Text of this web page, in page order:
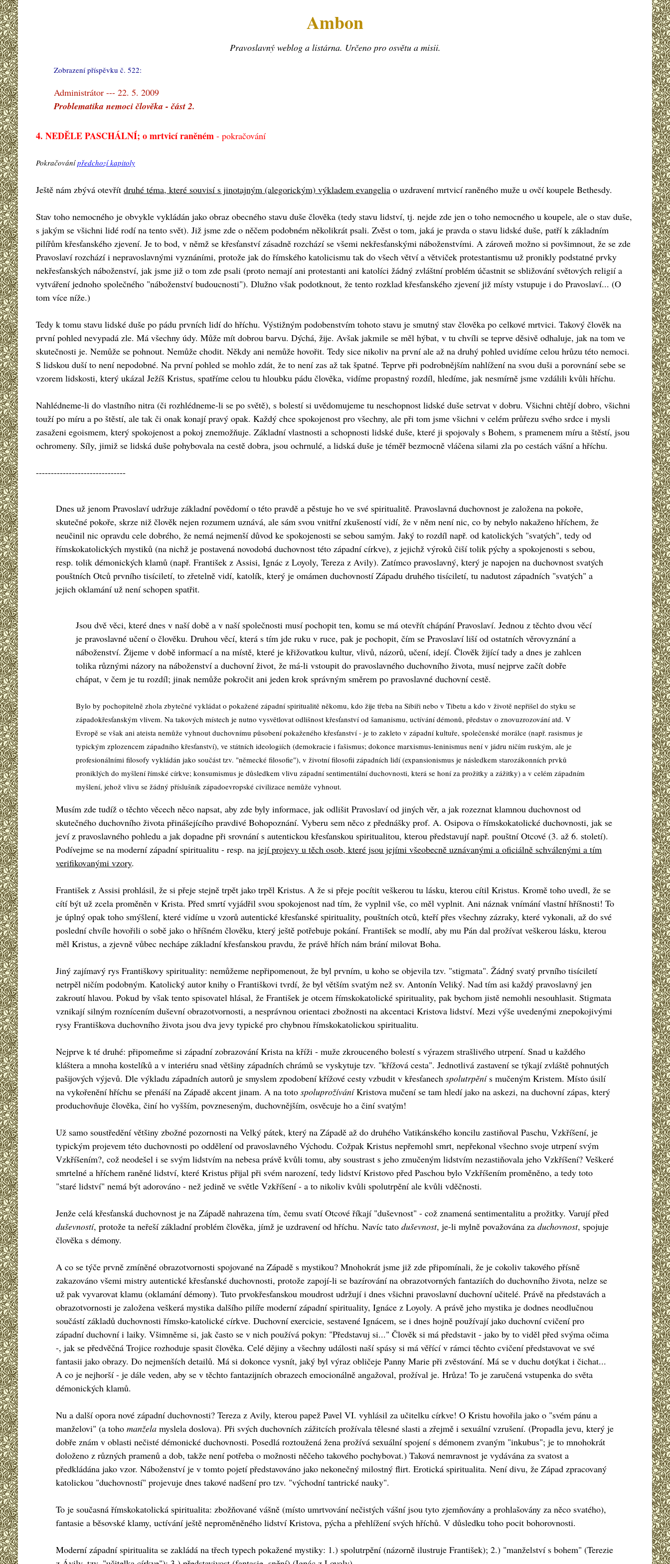
Ambon
Pravoslavný weblog a listárna. Určeno pro osvětu a misii.
Zobrazení příspěvku č. 522:
Administrátor --- 22. 5. 2009
Problematika nemoci člověka - část 2.
4. NEDĚLE PASCHÁLNÍ; o mrtvicí raněném - pokračování
Pokračovánípředchozí kapitoly
Ještě nám zbývá otevřít druhé téma, které souvisí s jinotajným (alegorickým) výkladem evangelia o uzdravení mrtvicí raněného muže u ovčí koupele Bethesdy.
Stav toho nemocného je obvykle vykládán jako obraz obecného stavu duše člověka (tedy stavu lidství, tj. nejde zde jen o toho nemocného u koupele, ale o stav duše,
s jakým se všichni lidé rodí na tento svět). Již jsme zde o něčem podobném několikrát psali. Zvěst o tom, jaká je pravda o stavu lidské duše, patří k základním
pilířům křesťanského zjevení. Je to bod, v němž se křesťanství zásadně rozchází se všemi nekřesťanskými náboženstvími. A zároveň možno si povšimnout, že se zde
Pravoslaví rozchází i nepravoslavnými vyznáními, protože jak do římského katolicismu tak do všech větví a větviček protestantismu už pronikly podstatné prvky
nekřesťanských náboženství, jak jsme již o tom zde psali (proto nemají ani protestanti ani katolíci žádný zvláštní problém účastnit se sbližování světových religií a
vytváření jednoho společného "náboženství budoucnosti"). Dlužno však podotknout, že tento rozklad křesťanského zjevení již místy vstupuje i do Pravoslaví... (O
tom více níže.)
Tedy k tomu stavu lidské duše po pádu prvních lidí do hříchu. Výstižným podobenstvím tohoto stavu je smutný stav člověka po celkové mrtvici. Takový člověk na
první pohled nevypadá zle. Má všechny údy. Může mít dobrou barvu. Dýchá, žije. Avšak jakmile se měl hýbat, v tu chvíli se teprve děsivě odhaluje, jak na tom ve
skutečnosti je. Nemůže se pohnout. Nemůže chodit. Někdy ani nemůže hovořit. Tedy sice nikoliv na první ale až na druhý pohled uvidíme celou hrůzu této nemoci.
S lidskou duší to není nepodobné. Na první pohled se mohlo zdát, že to není zas až tak špatné. Teprve při podrobnějším nahlížení na svou duši a porovnání sebe se
vzorem lidskosti, který ukázal Ježíš Kristus, spatříme celou tu hloubku pádu člověka, vidíme propastný rozdíl, hledíme, jak nesmírně jsme vzdálili kvůli hříchu.
Nahlédneme-li do vlastního nitra (či rozhlédneme-li se po světě), s bolestí si uvědomujeme tu neschopnost lidské duše setrvat v dobru. Všichni chtějí dobro, všichni
touží po míru a po štěstí, ale tak či onak konají pravý opak. Každý chce spokojenost pro všechny, ale při tom jsme všichni v celém průřezu svého srdce i mysli
zasaženi egoismem, který spokojenost a pokoj znemožňuje. Základní vlastnosti a schopnosti lidské duše, které ji spojovaly s Bohem, s pramenem míru a štěstí, jsou
ochromeny. Síly, jimiž se lidská duše pohybovala na cestě dobra, jsou ochrnulé, a lidská duše je téměř bezmocně vláčena silami zla po cestách vášní a hříchu.
------------------------------
Dnes už jenom Pravoslaví udržuje základní povědomí o této pravdě a pěstuje ho ve své spiritualitě. Pravoslavná duchovnost je založena na pokoře,
skutečné pokoře, skrze niž člověk nejen rozumem uznává, ale sám svou vnitřní zkušeností vidí, že v něm není nic, co by nebylo nakaženo hříchem, že
neučinil nic opravdu cele dobrého, že nemá nejmenší důvod ke spokojenosti se sebou samým. Jaký to rozdíl např. od katolických "svatých", tedy od
římskokatolických mystiků (na nichž je postavená novodobá duchovnost této západní církve), z jejichž výroků čiší tolik pýchy a spokojenosti s sebou,
resp. tolik démonických klamů (např. František z Assisi, Ignác z Loyoly, Tereza z Avily). Zatímco pravoslavný, který je napojen na duchovnost svatých
pouštních Otců prvního tisíciletí, to zřetelně vidí, katolík, který je omámen duchovností Západu druhého tisíciletí, tu nadutost západních "svatých" a
jejich oklamání už není schopen spatřit.
Jsou dvě věci, které dnes v naší době a v naší společnosti musí pochopit ten, komu se má otevřít chápání Pravoslaví. Jednou z těchto dvou věcí
je pravoslavné učení o člověku. Druhou věcí, která s tím jde ruku v ruce, pak je pochopit, čím se Pravoslaví liší od ostatních věrovyznání a
náboženství. Žijeme v době informací a na místě, které je křižovatkou kultur, vlivů, názorů, učení, idejí. Člověk žijící tady a dnes je zahlcen
tolika různými názory na náboženství a duchovní život, že má-li vstoupit do pravoslavného duchovního života, musí nejprve začít dobře
chápat, v čem je tu rozdíl; jinak nemůže pokročit ani jeden krok správným směrem po pravoslavné duchovní cestě.
Bylo by pochopitelně zhola zbytečné vykládat o pokažené západní spiritualitě někomu, kdo žije třeba na Sibiři nebo v Tibetu a kdo v životě nepřišel do styku se
západokřesťanským vlivem. Na takových místech je nutno vysvětlovat odlišnost křesťanství od šamanismu, uctívání démonů, představ o znovuzrozování atd. V
Evropě se však ani ateista nemůže vyhnout duchovnímu působení pokaženého křesťanství - je to zakleto v západní kultuře, společenské morálce (např. rasismus je
typickým zplozencem západního křesťanství), ve státních ideologiích (demokracie i fašismus; dokonce marxismus-leninismus není v jádru ničím ruským, ale je
profesionálními filosofy vykládán jako součást tzv. "německé filosofie"), v životní filosofii západních lidí (expansionismus je následkem starozákonních prvků
proniklých do myšlení římské církve; konsumismus je důsledkem vlivu západní sentimentální duchovnosti, která se honí za prožitky a zážitky) a v celém západním
myšlení, jehož vlivu se žádný příslušník západoevropské civilizace nemůže vyhnout.
Musím zde tudíž o těchto věcech něco napsat, aby zde byly informace, jak odlišit Pravoslaví od jiných věr, a jak rozeznat klamnou duchovnost od
skutečného duchovního života přinášejícího pravdivé Bohopoznání. Vyberu sem něco z přednášky prof. A. Osipova o římskokatolické duchovnosti, jak se
jeví z pravoslavného pohledu a jak dopadne při srovnání s autentickou křesťanskou spiritualitou, kterou představují např. pouštní Otcové (3. až 6. století).
Podívejme se na moderní západní spiritualitu - resp. na její projevy u těch osob, které jsou jejími všeobecně uznávanými a oficiálně schválenými a tím
verifikovanými vzory.
František z Assisi prohlásil, že si přeje stejně trpět jako trpěl Kristus. A že si přeje pocítit veškerou tu lásku, kterou cítil Kristus. Kromě toho uvedl, že se
cítí být už zcela proměněn v Krista. Před smrtí vyjádřil svou spokojenost nad tím, že vyplnil vše, co měl vyplnit. Ani náznak vnímání vlastní hříšnosti! To
je úplný opak toho smýšlení, které vidíme u vzorů autentické křesťanské spirituality, pouštních otců, kteří přes všechny zázraky, které vykonali, až do své
poslední chvíle hovořili o sobě jako o hříšném člověku, který ještě potřebuje pokání. František se modlí, aby mu Pán dal prožívat veškerou lásku, kterou
měl Kristus, a zjevně vůbec nechápe základní křesťanskou pravdu, že právě hřích nám brání milovat Boha.
Jiný zajímavý rys Františkovy spirituality: nemůžeme nepřipomenout, že byl prvním, u koho se objevila tzv. "stigmata". Žádný svatý prvního tisíciletí
netrpěl ničím podobným. Katolický autor knihy o Františkovi tvrdí, že byl větším svatým než sv. Antonín Veliký. Nad tím asi každý pravoslavný jen
zakroutí hlavou. Pokud by však tento spisovatel hlásal, že František je otcem římskokatolické spirituality, pak bychom jistě nemohli nesouhlasit. Stigmata
vznikají silným roznícením duševní obrazotvornosti, a nesprávnou orientaci zbožnosti na akcentaci Kristova lidství. Mezi výše uvedenými znepokojivými
rysy Františkova duchovního života jsou dva jevy typické pro chybnou římskokatolickou spiritualitu.
Nejprve k té druhé: připomeňme si západní zobrazování Krista na kříži - muže zkrouceného bolestí s výrazem strašlivého utrpení. Snad u každého
kláštera a mnoha kostelíků a v interiéru snad většiny západních chrámů se vyskytuje tzv. "křížová cesta". Jednotlivá zastavení se týkají zvláště pohnutých
pašijových výjevů. Dle výkladu západních autorů je smyslem zpodobení křížové cesty vzbudit v křesťanech spolutrpěnís mučeným Kristem. Místo úsilí
na vykořenění hříchu se přenáší na Západě akcent jinam. A na toto spoluprožíváníKristova mučení se tam hledí jako na askezi, na duchovní zápas, který
produchovňuje člověka, činí ho vyšším, povzneseným, duchovnějším, osvěcuje ho a činí svatým!
Už samo soustředění většiny zbožné pozornosti na Velký pátek, který na Západě až do druhého Vatikánského koncilu zastiňoval Paschu, Vzkříšení, je
typickým projevem této duchovnosti po oddělení od pravoslavného Východu. Cožpak Kristus nepřemohl smrt, nepřekonal všechno svoje utrpení svým
Vzkříšením?, což neodešel i se svým lidstvím na nebesa právě kvůli tomu, aby soustrast s jeho zmučeným lidstvím nezastiňovala jeho Vzkříšení? Veškeré
smrtelné a hříchem raněné lidství, které Kristus přijal při svém narození, tedy lidství Kristovo před Paschou bylo Vzkříšením proměněno, a tedy toto
"staré lidství" nemá být adorováno - než jedině ve světle Vzkříšení - a to nikoliv kvůli spolutrpění ale kvůli vděčnosti.
Jenže celá křesťanská duchovnost je na Západě nahrazena tím, čemu svatí Otcové říkají "duševnost" - což znamená sentimentalitu a prožitky. Varují před
duševností, protože ta neřeší základní problém člověka, jímž je uzdravení od hříchu. Navíc tato duševnost, je-li mylně považována za duchovnost, spojuje
člověka s démony.
A co se týče prvně zmíněné obrazotvornosti spojované na Západě s mystikou? Mnohokrát jsme již zde připomínali, že je cokoliv takového přísně
zakazováno všemi mistry autentické křesťanské duchovnosti, protože zapojí-li se bazírování na obrazotvorných fantaziích do duchovního života, nelze se
už pak vyvarovat klamu (oklamání démony). Tuto prvokřesťanskou moudrost udržují i dnes všichni pravoslavní duchovní učitelé. Právě na představách a
obrazotvornosti je založena veškerá mystika dalšího pilíře moderní západní spirituality, Ignáce z Loyoly. A právě jeho mystika je dodnes neodlučnou
součástí základů duchovnosti římsko-katolické církve. Duchovní exercicie, sestavené Ignácem, se i dnes hojně používají jako duchovní cvičení pro
západní duchovní i laiky. Všimněme si, jak často se v nich používá pokyn: "Představuj si..." Člověk si má představit - jako by to viděl před svýma očima
-, jak se předvěčná Trojice rozhoduje spasit člověka. Celé dějiny a všechny události naší spásy si má věřící v rámci těchto cvičení představovat ve své
fantasii jako obrazy. Do nejmenších detailů. Má si dokonce vysnít, jaký byl výraz obličeje Panny Marie při zvěstování. Má se v duchu dotýkat i čichat...
A co je nejhorší - je dále veden, aby se v těchto fantazijních obrazech emocionálně angažoval, prožíval je. Hrůza! To je zaručená vstupenka do světa
démonických klamů.
Nu a další opora nové západní duchovnosti? Tereza z Avily, kterou papež Pavel VI. vyhlásil za učitelku církve! O Kristu hovořila jako o "svém pánu a
manželovi" (a toho manžela myslela doslova). Při svých duchovních zážitcích prožívala tělesné slasti a zřejmě i sexuální vzrušení. (Propadla jevu, který je
dobře znám v oblasti nečisté démonické duchovnosti. Posedlá roztoužená žena prožívá sexuální spojení s démonem zvaným "inkubus"; je to mnohokrát
doloženo z různých pramenů a dob, takže není potřeba o možnosti něčeho takového pochybovat.) Taková nemravnost je vydávána za svatost a
předkládána jako vzor. Náboženství je v tomto pojetí představováno jako nekonečný milostný flirt. Erotická spiritualita. Není divu, že Západ zpracovaný
katolickou "duchovností" projevuje dnes takové nadšení pro tzv. "východní tantrické nauky".
To je současná římskokatolická spiritualita: zbožňované vášně (místo umrtvování nečistých vášní jsou tyto zjemňovány a prohlašovány za něco svatého),
fantasie a běsovské klamy, uctívání ještě neproměněného lidství Kristova, pýcha a přehlížení svých hříchů. V důsledku toho pocit bohorovnosti.
Moderní západní spiritualita se zakládá na třech typech pokažené mystiky: 1.) spolutrpění (názorně ilustruje František); 2.) "manželství s bohem" (Terezie